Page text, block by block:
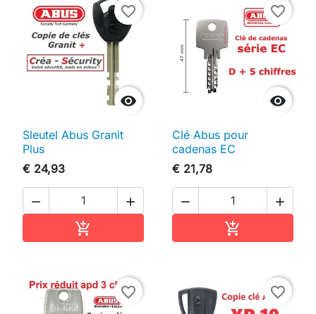

favorite_border
Sleutel Abus Granit
Plus
€ 24,93
 


favorite_border
Clé Abus pour
cadenas EC
€ 21,78
 

favorite_border favorite_border